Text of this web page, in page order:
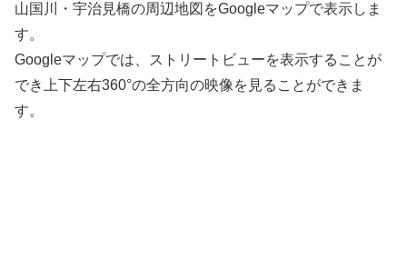
山国川・宇治見橋の周辺地図をGoogleマップで表示しま
す。
Googleマップでは、ストリートビューを表示することが
でき上下左右360°の全方向の映像を見ることができま
す。